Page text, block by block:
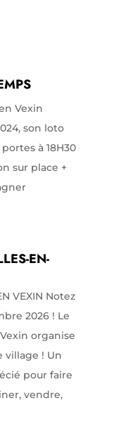
Vexin
son loto
à 18H30
sur place +
EN-
VEXIN Notez
2026 ! Le
organise
village ! Un
pour faire
vendre,